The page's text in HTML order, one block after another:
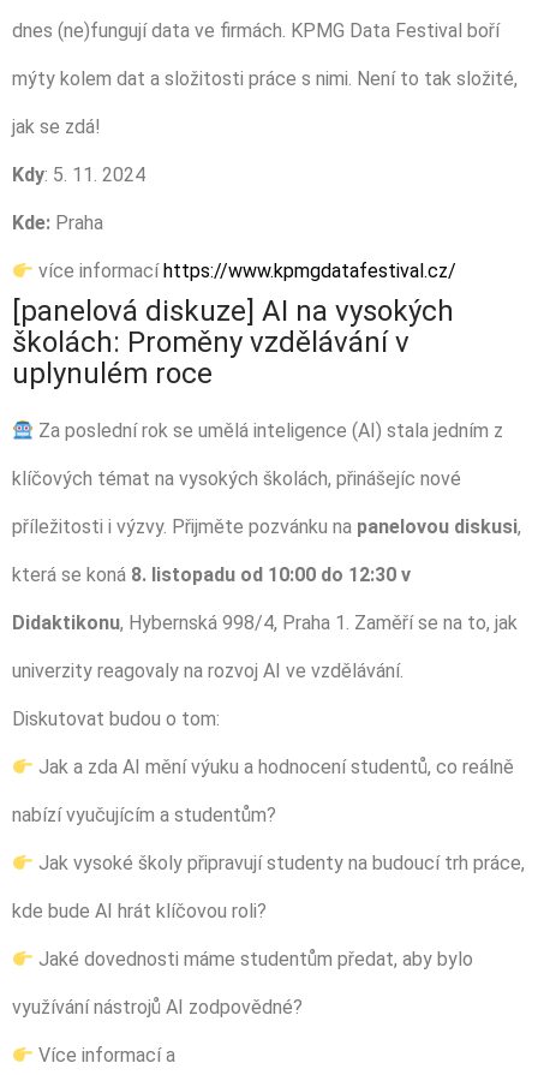
dnes (ne)fungují data ve firmách. KPMG Data Festival boří
mýty kolem dat a složitosti práce s nimi. Není to tak složité,
jak se zdá!
Kdy: 5. 11. 2024
Kde: Praha
více informacíhttps://www.kpmgdatafestival.cz/
[panelová diskuze] AI na vysokých
školách: Proměny vzdělávání v
uplynulém roce
Za poslední rok se umělá inteligence (AI) stala jedním z
klíčových témat na vysokých školách, přinášejíc nové
příležitosti i výzvy. Přijměte pozvánku na panelovou diskusi,
která se koná 8. listopadu od 10:00 do 12:30 v
Didaktikonu, Hybernská 998/4, Praha 1. Zaměří se na to, jak
univerzity reagovaly na rozvoj AI ve vzdělávání.
Diskutovat budou o tom:
Jak a zda AI mění výuku a hodnocení studentů, co reálně
nabízí vyučujícím a studentům?
Jak vysoké školy připravují studenty na budoucí trh práce,
kde bude AI hrát klíčovou roli?
Jaké dovednosti máme studentům předat, aby bylo
využívání nástrojů AI zodpovědné?
Více informací a